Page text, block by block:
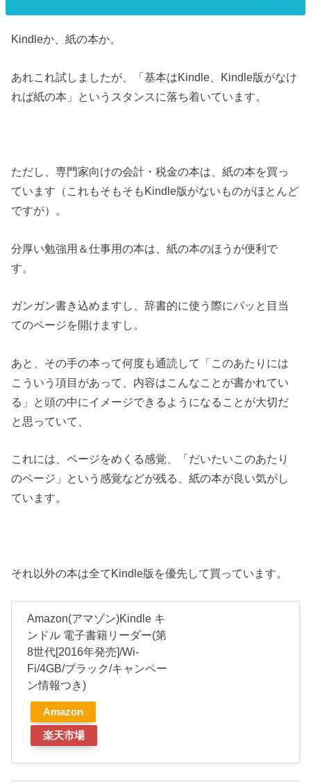
Kindleか、紙の本か。
あれこれ試しましたが、「基本はKindle、Kindle版がなけ
れば紙の本」というスタンスに落ち着いています。
ただし、専門家向けの会計・税金の本は、紙の本を買っ
ています（これもそもそもKindle版がないものがほとんど
ですが）。
分厚い勉強用＆仕事用の本は、紙の本のほうが便利で
す。
ガンガン書き込めますし、辞書的に使う際にパッと目当
てのページを開けますし。
あと、その手の本って何度も通読して「このあたりには
こういう項目があって、内容はこんなことが書かれてい
る」と頭の中にイメージできるようになることが大切だ
と思っていて、
これには、ページをめくる感覚、「だいたいこのあたり
のページ」という感覚などが残る、紙の本が良い気がし
ています。
それ以外の本は全てKindle版を優先して買っています。
Amazon(アマゾン)Kindle キ
ンドル 電子書籍リーダー(第
8世代[2016年発売]/Wi-
Fi/4GB/ブラック/キャンペー
ン情報つき)
Amazon
楽天市場